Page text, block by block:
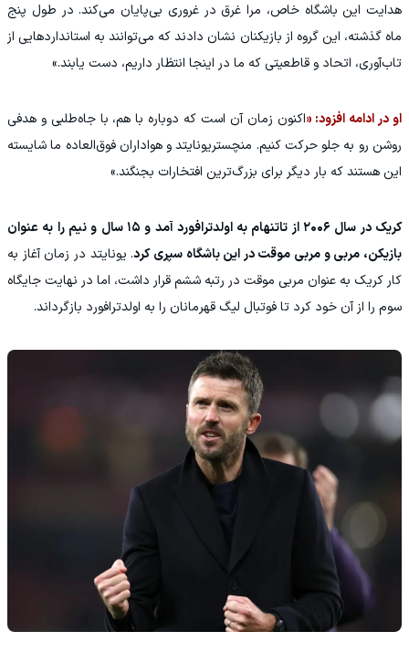
هدایت این باشگاه خاص، مرا غرق در غروری بی‌پایان می‌کند. در طول پنج
ماه گذشته، این گروه از بازیکنان نشان دادند که می‌توانند به استانداردهایی از
تاب‌آوری، اتحاد و قاطعیتی که ما در اینجا انتظار داریم، دست یابند.»
او در ادامه افزود: «اکنون زمان آن است که دوباره با هم، با جاه‌طلبی و هدفی
روشن رو به جلو حرکت کنیم. منچستریونایتد و هواداران فوق‌العاده ما شایسته
این هستند که بار دیگر برای بزرگ‌ترین افتخارات بجنگند.»
کریک در سال ۲۰۰۶ از تاتنهام به اولدترافورد آمد و ۱۵ سال و نیم را به عنوان
بازیکن، مربی و مربی موقت در این باشگاه سپری کرد. یونایتد در زمان آغاز به
کار کریک به عنوان مربی موقت در رتبه ششم قرار داشت، اما در نهایت جایگاه
سوم را از آن خود کرد تا فوتبال لیگ قهرمانان را به اولدترافورد بازگرداند.